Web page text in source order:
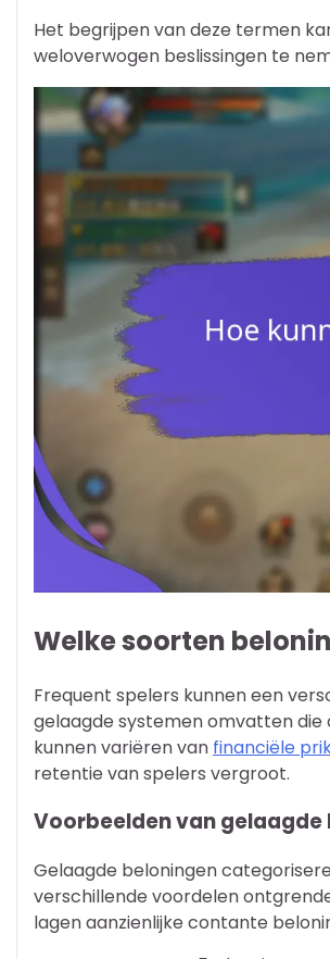
Het begrijpen van deze termen
weloverwogen beslissingen te
Welke soorten
Frequent spelers kunnen een
gelaagde systemen omvatten die
kunnen variëren van financiële
retentie van spelers vergroot.
Voorbeelden van
Gelaagde beloningen
verschillende voordelen
lagen aanzienlijke contante